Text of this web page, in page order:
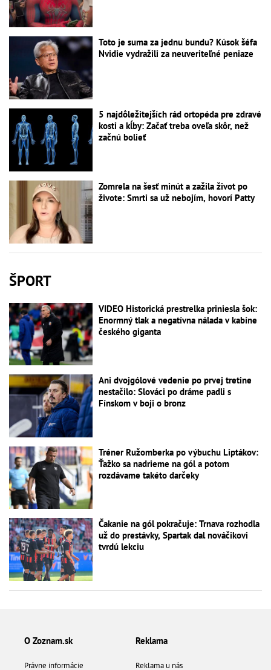
Toto je suma za jednu bundu? Kúsok šéfa
Nvidie vydražili za neuveriteľné peniaze
5 najdôležitejších rád ortopéda pre zdravé
kosti a kĺby: Začať treba oveľa skôr, než
začnú bolieť
Zomrela na šesť minút a zažila život po
živote: Smrti sa už nebojím, hovorí Patty
ŠPORT
VIDEO Historická prestrelka priniesla šok:
Enormný tlak a negatívna nálada v kabíne
českého giganta
Ani dvojgólové vedenie po prvej tretine
nestačilo: Slováci po dráme padli s
Fínskom v boji o bronz
Tréner Ružomberka po výbuchu Liptákov:
Ťažko sa nadrieme na gól a potom
rozdávame takéto darčeky
Čakanie na gól pokračuje: Trnava rozhodla
už do prestávky, Spartak dal nováčikovi
tvrdú lekciu
O Zoznam.sk
Právne informácie
Reklama
Reklama u nás